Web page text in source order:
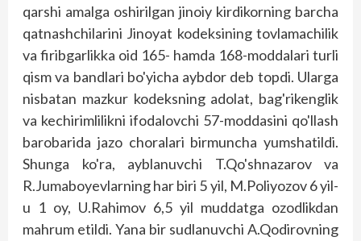
qarshi amalga oshirilgan jinoiy kirdikorning barcha
qatnashchilarini Jinoyat kodeksining tovlamachilik
va firibgarlikka oid 165- hamda 168-moddalari turli
qism va bandlari bo'yicha aybdor deb topdi. Ularga
nisbatan mazkur kodeksning adolat, bag'rikenglik
va kechirimlilikni ifodalovchi 57-moddasini qo'llash
barobarida jazo choralari birmuncha yumshatildi.
Shunga ko'ra, ayblanuvchi T.Qo'shnazarov va
R.Jumaboyevlarning har biri 5 yil, M.Poliyozov 6 yil-
u 1 oy, U.Rahimov 6,5 yil muddatga ozodlikdan
mahrum etildi. Yana bir sudlanuvchi A.Qodirovning